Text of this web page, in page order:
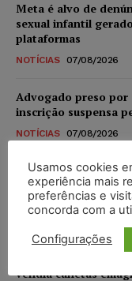
Meta é alvo de
sexual infantil
plataformas
NOTÍCIAS 07/08/2026
Advogado preso
inscrição suspensa
NOTÍCIAS 07/08/2026
STF amplia isenção
novos para pessoas
níveis
vendia canetas
Usamos cookies
experiência mais
preferências e
concorda com a
Configurações